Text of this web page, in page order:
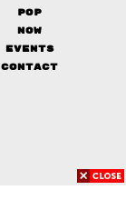
Pop
Now
Events
Contact